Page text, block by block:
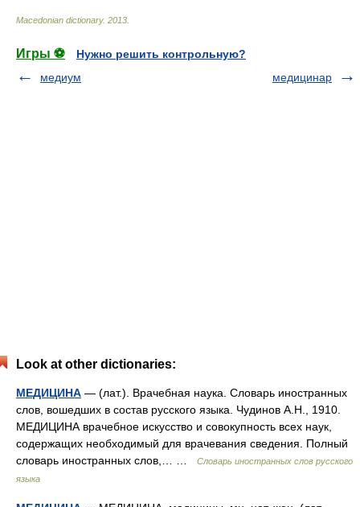
Macedonian dictionary. 2013
Игры ⚽
Нужно решить контрольную?
медиум
медицинар
Look at other dictionaries:
МЕДИЦИНА — (лат.). Врачебная наука. Словарь иностранных
слов, вошедших в состав русского языка. Чудинов А.Н., 1910.
МЕДИЦИНА врачебное искусство и совокупность всех наук,
содержащих необходимый для врачевания сведения. Полный
словарь иностранных слов,… …
Словарь иностранных слов русского
языка